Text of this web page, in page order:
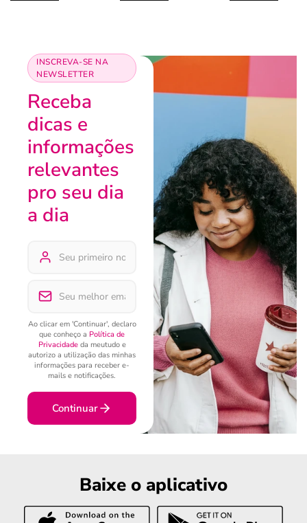
INSCREVA-SE NA
NEWSLETTER
Receba
dicas e
informações
relevantes
pro seu dia
a dia
Ao clicar em 'Continuar', declaro
que conheço a Política de
Privacidadeda meutudo e
autorizo a utilização das minhas
informações para receber e-
mails e notificações.
Continuar
Baixe o aplicativo